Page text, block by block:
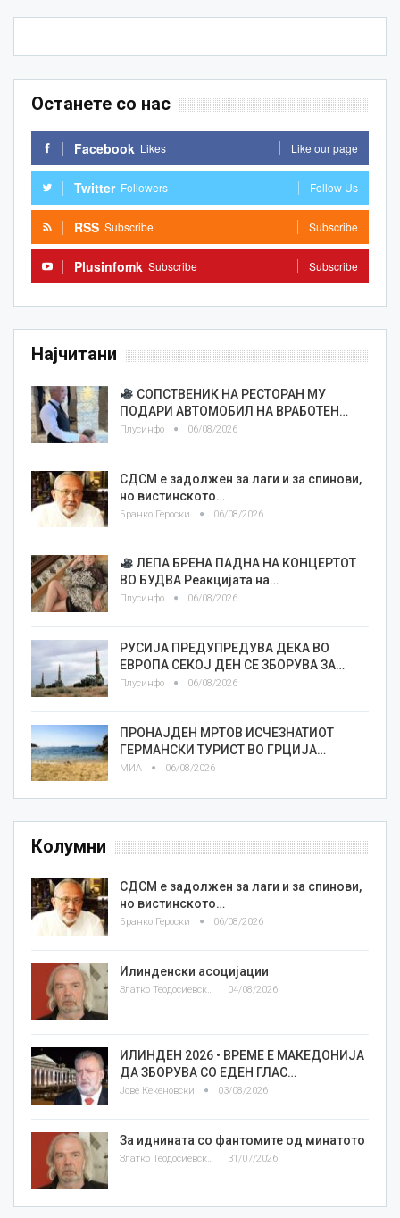
Останете со нас
Facebook Likes Like our page
Twitter Followers Follow Us
RSS Subscribe Subscribe
Plusinfomk Subscribe Subscribe
Најчитани
СОПСТВЕНИК НА РЕСТОРАН МУ
ПОДАРИ АВТОМОБИЛ НА ВРАБОТЕН…
Плусинфо 06/08/2026
СДСМ е задолжен за лаги и за спинови,
но вистинското…
Бранко Героски 06/08/2026
ЛЕПА БРЕНА ПАДНА НА КОНЦЕРТОТ
ВО БУДВА Реакцијата на…
Плусинфо 06/08/2026
РУСИЈА ПРЕДУПРЕДУВА ДЕКА ВО
ЕВРОПА СЕКОЈ ДЕН СЕ ЗБОРУВА ЗА…
Плусинфо 06/08/2026
ПРОНАЈДЕН МРТОВ ИСЧЕЗНАТИОТ
ГЕРМАНСКИ ТУРИСТ ВО ГРЦИЈА…
МИА 06/08/2026
Колумни
СДСМ е задолжен за лаги и за спинови,
но вистинското…
Бранко Героски 06/08/2026
Илинденски асоцијации
Златко Теодосиевски 04/08/2026
ИЛИНДЕН 2026 • ВРЕМЕ Е МАКЕДОНИЈА
ДА ЗБОРУВА СО ЕДЕН ГЛАС…
Јове Кекеновски 03/08/2026
За иднината со фантомите од минатото
Златко Теодосиевски 31/07/2026